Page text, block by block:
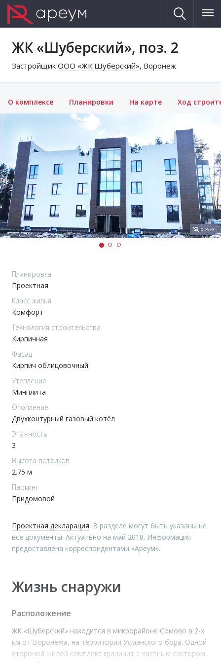
ЖК «Шуберский», поз. 2
Застройщик ООО «ЖК Шуберский», Воронеж
О комплексе Планировки На карте Ход
Планировка
Проектная
Класс жилья
Комфорт
Технология строительства
Кирпичная
Фасад
Кирпич облицовочный
Утепление
Минплита
Отопление
Двухконтурный газовый котёл
Этажность
3
Высота потолков
2.75 м
Паркинг
Придомовой
Проектная декларация. В разделе могут быть указаны не
все документы. Актуально на май 2018. Информация
предоставлена корреспондентами «Ареум».
Жизнь снаружи
Расположение
ЖК «Шуберский» находится в микрорайоне Сомово в 2-х
км от Воронежа, на территории Усманского бора. Одной
стороной жилой комплекс граничит с частным сектором,